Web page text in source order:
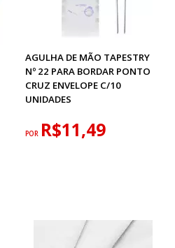
AGULHA DE MÃO TAPESTRY
Nº 22 PARA BORDAR PONTO
CRUZ ENVELOPE C/10
UNIDADES
POR R$11,49